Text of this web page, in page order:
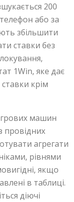
200
або за
збільшити
ставки без
1Win, яке дає
крім
машин
провідних
агрегати
рівнями
якщо
в таблиці.
діючі